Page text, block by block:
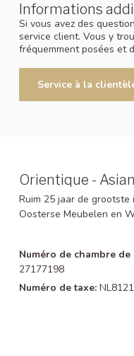
Informations
Si vous avez des
service client. Vous y
fréquemment posées et
Service à la
Orientique -
Ruim 25 jaar de grootste
Oosterse Meubelen en
Numéro de chambre de
27177198
Numéro de taxe: